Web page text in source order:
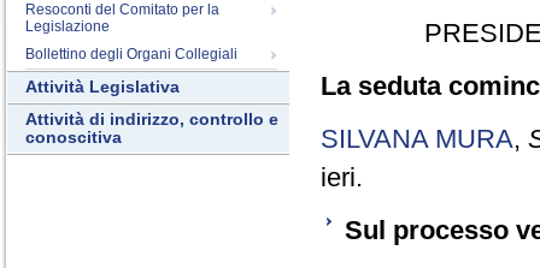
Resoconti del Comitato per la
Legislazione
Bollettino degli Organi Collegiali
Attività Legislativa
Attività di indirizzo, controllo e
conoscitiva
La seduta
SILVANA MURA,
ieri.
Sul processo